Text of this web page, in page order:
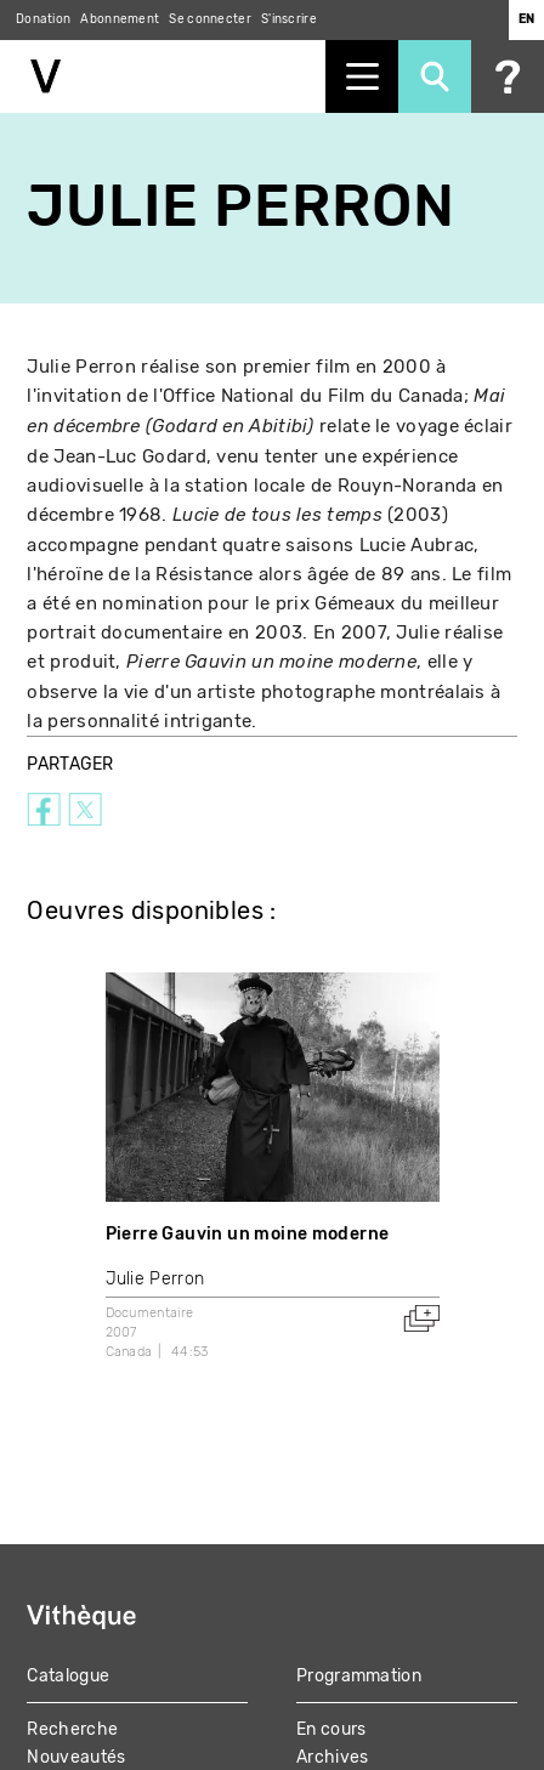
contenu
principal
Donation Abonnement Se connecter S'inscrire EN
JULIE PERRON
Julie Perron réalise son premier film en 2000 à
l'invitation de l'Office National du Film du Canada;Mai
en décembre (Godard en Abitibi) relate le voyage éclair
de Jean-Luc Godard, venu tenter une expérience
audiovisuelle à la station locale de Rouyn-Noranda en
décembre 1968. Lucie de tous les temps(2003)
accompagne pendant quatre saisons Lucie Aubrac,
l'héroïne de la Résistance alors âgée de 89 ans. Le film
a été en nomination pour le prix Gémeaux du meilleur
portrait documentaire en 2003. En 2007, Julie réalise
et produit,Pierre Gauvin un moine moderne, elle y
observe la vie d'un artiste photographe montréalais à
la personnalité intrigante.
PARTAGER
Oeuvres disponibles :
Pierre Gauvin un moine moderne
Julie Perron
Documentaire
2007
Canada
44:53
MAIN
NAVIGATION
Catalogue
Recherche
Nouveautés
Programmation
En cours
Archives